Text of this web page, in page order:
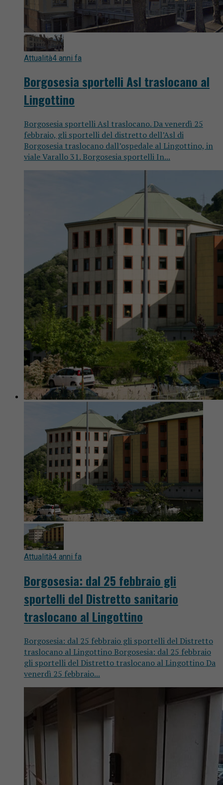
Attualità4 anni fa
Borgosesia sportelli Asl traslocano al
Lingottino
Borgosesia sportelli Asl traslocano. Da venerdì 25
febbraio, gli sportelli del distretto dell’Asl di
Borgosesia traslocano dall’ospedale al Lingottino, in
viale Varallo 31. Borgosesia sportelli In...
Attualità4 anni fa
Borgosesia: dal 25 febbraio gli
sportelli del Distretto sanitario
traslocano al Lingottino
Borgosesia: dal 25 febbraio gli sportelli del Distretto
traslocano al Lingottino Borgosesia: dal 25 febbraio
gli sportelli del Distretto traslocano al Lingottino Da
venerdì 25 febbraio...